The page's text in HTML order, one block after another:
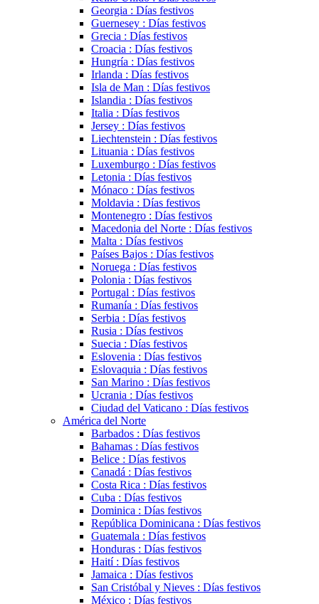
Georgia : Días festivos
Guernesey : Días festivos
Grecia : Días festivos
Croacia : Días festivos
Hungría : Días festivos
Irlanda : Días festivos
Isla de Man : Días festivos
Islandia : Días festivos
Italia : Días festivos
Jersey : Días festivos
Liechtenstein : Días festivos
Lituania : Días festivos
Luxemburgo : Días festivos
Letonia : Días festivos
Mónaco : Días festivos
Moldavia : Días festivos
Montenegro : Días festivos
Macedonia del Norte : Días festivos
Malta : Días festivos
Países Bajos : Días festivos
Noruega : Días festivos
Polonia : Días festivos
Portugal : Días festivos
Rumanía : Días festivos
Serbia : Días festivos
Rusia : Días festivos
Suecia : Días festivos
Eslovenia : Días festivos
Eslovaquia : Días festivos
San Marino : Días festivos
Ucrania : Días festivos
Ciudad del Vaticano : Días festivos
América del Norte
Barbados : Días festivos
Bahamas : Días festivos
Belice : Días festivos
Canadá : Días festivos
Costa Rica : Días festivos
Cuba : Días festivos
Dominica : Días festivos
República Dominicana : Días festivos
Guatemala : Días festivos
Honduras : Días festivos
Haití : Días festivos
Jamaica : Días festivos
San Cristóbal y Nieves : Días festivos
México : Días festivos